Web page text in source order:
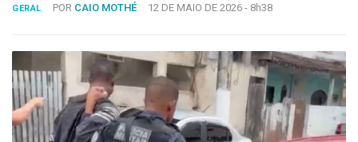
CONOSCO
Copyright
2024
Desenvolvido
por
Hesea
Tecnologia
GERAL POR CAIO MOTHÉ 12 DE MAIO DE 2026 - 8h38